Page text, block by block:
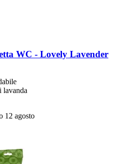
WC -​ Lovely Lavender
lavanda
12 agosto